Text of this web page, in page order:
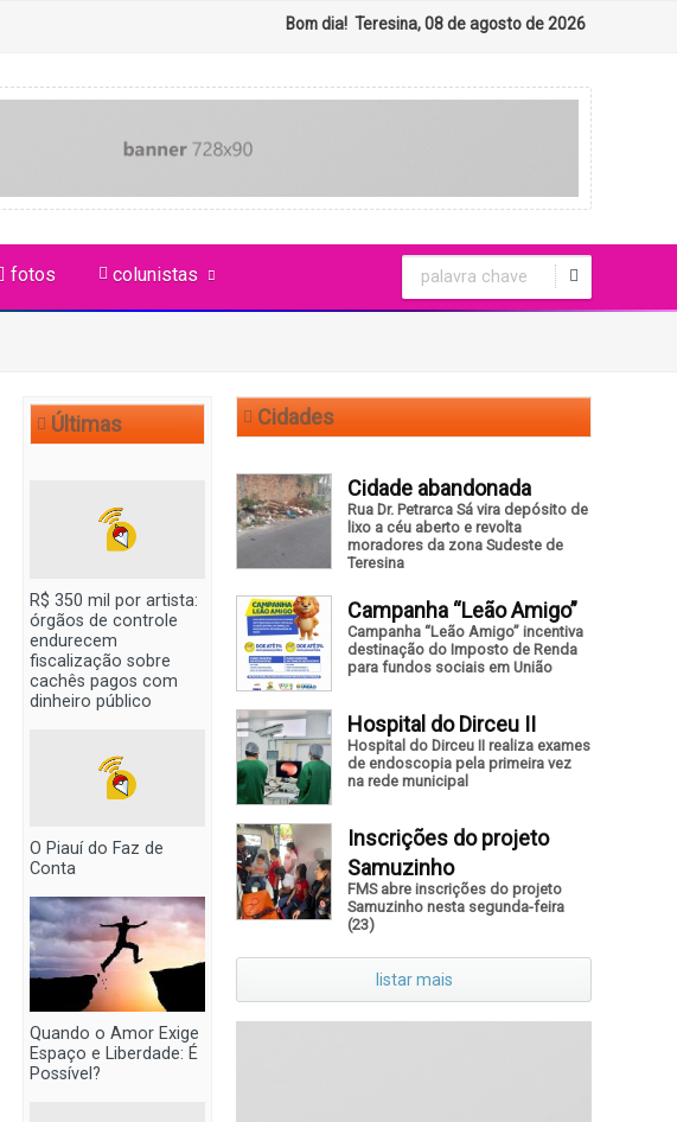
Bom dia! Teresina, 08 de agosto de 2026
fotos colunistas
Últimas
R$ 350 mil por artista:
órgãos de controle
endurecem
fiscalização sobre
cachês pagos com
dinheiro público
O Piauí do Faz de
Conta
Quando o Amor Exige
Espaço e Liberdade: É
Possível?
Cidades
Cidade abandonada
Rua Dr. Petrarca Sá vira depósito de
lixo a céu aberto e revolta
moradores da zona Sudeste de
Teresina
Campanha “Leão Amigo”
Campanha “Leão Amigo” incentiva
destinação do Imposto de Renda
para fundos sociais em União
Hospital do Dirceu II
Hospital do Dirceu II realiza exames
de endoscopia pela primeira vez
na rede municipal
Inscrições do projeto
Samuzinho
FMS abre inscrições do projeto
Samuzinho nesta segunda-feira
(23)
listar mais